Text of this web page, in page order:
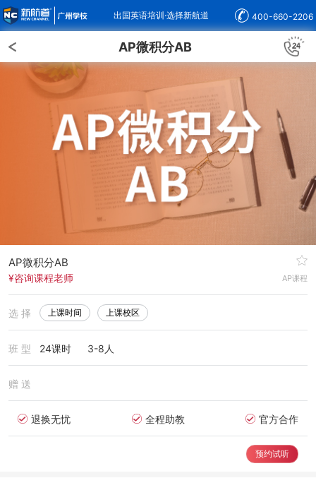
出国英语培训·选择新航道 400-660-2206
AP微积分AB
AP微积分AB
¥咨询课程老师 AP课程
选 择 上课时间 上课校区
班 型 24课时 3-8人
赠 送
退换无忧 全程助教 官方合作
预约试听